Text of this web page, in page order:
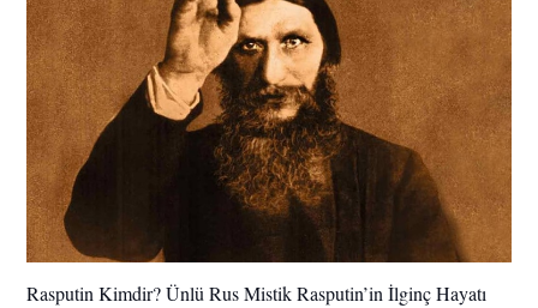
Rasputin Kimdir? Ünlü Rus Mistik Rasputin’in İlginç Hayatı